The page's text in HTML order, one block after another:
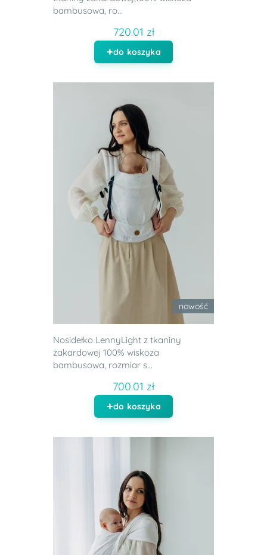
bambusowa, ro...
720.01 zł
do koszyka
nowość
Nosidełko LennyLight z tkaniny
żakardowej 100% wiskoza
bambusowa, rozmiar s...
700.01 zł
do koszyka